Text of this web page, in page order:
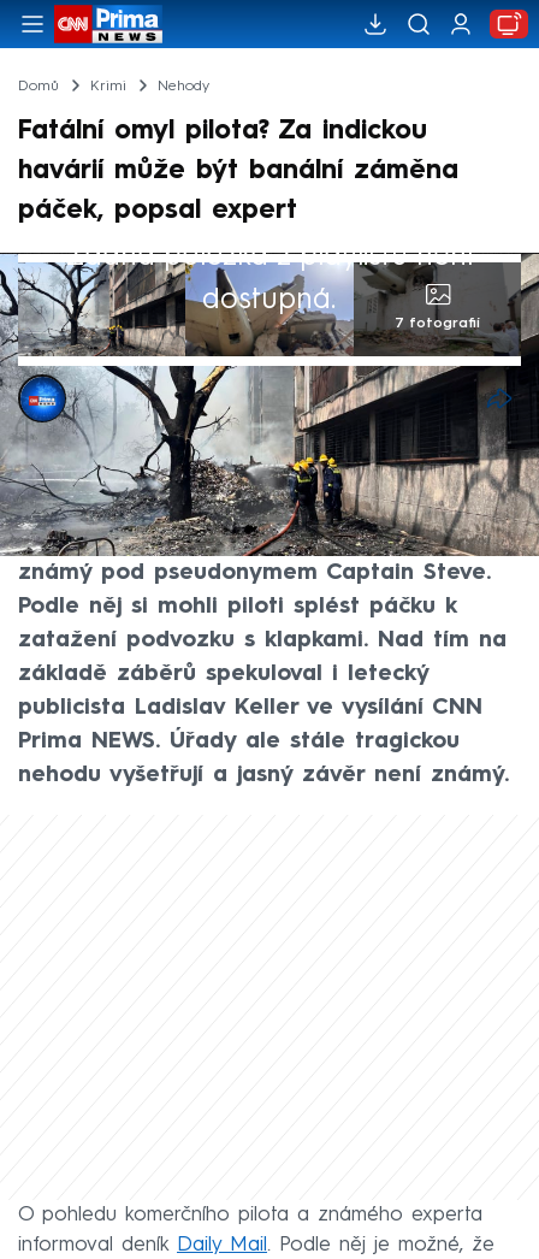
Domů Krimi Nehody
Fatální omyl pilota? Za indickou
havárií může být banální záměna
páček, popsal expert
Žádná položka z playlistu není
dostupná.
7 fotografií
CNN Prima NEWS
14. čvn 2025, 15:50
Za havárii letadla v indickém Ahmadábádu
by mohla fatální chyba pilota. Myslí si to
expert na letecké havárie a youtuber
známý pod pseudonymem Captain Steve.
Podle něj si mohli piloti splést páčku k
zatažení podvozku s klapkami. Nad tím na
základě záběrů spekuloval i letecký
publicista Ladislav Keller ve vysílání CNN
Prima NEWS. Úřady ale stále tragickou
nehodu vyšetřují a jasný závěr není známý.
O pohledu komerčního pilota a známého experta
informoval deník Daily Mail . Podle něj je možné, že